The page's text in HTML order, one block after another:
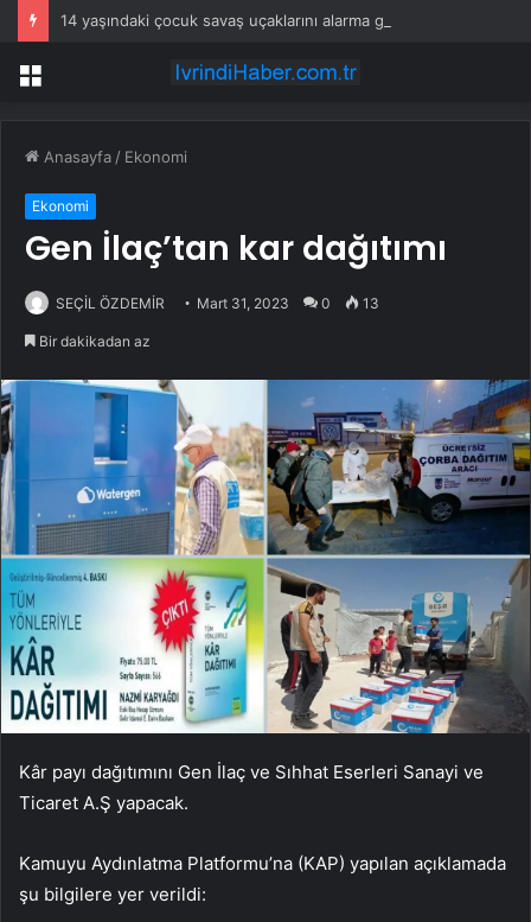
14 yaşındaki çocuk savaş uçaklarını alarma geçirdi
Menü
Anasayfa / Ekonomi
Ekonomi
Gen İlaç’tan kar dağıtımı
SEÇİL ÖZDEMİR Mart 31, 2023 0 13
Bir dakikadan az
Kâr payı dağıtımını Gen İlaç ve Sıhhat Eserleri Sanayi ve
Ticaret A.Ş yapacak.
Kamuyu Aydınlatma Platformu’na (KAP) yapılan açıklamada
şu bilgilere yer verildi: